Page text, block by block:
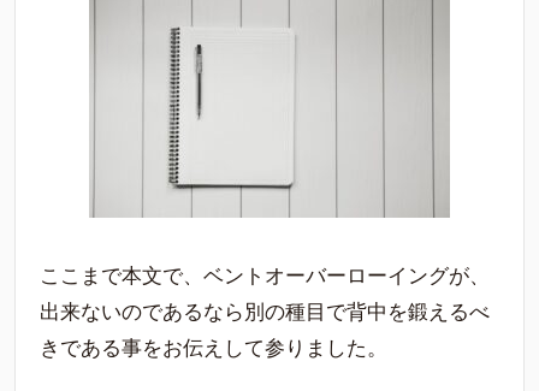
ここまで本文で、ベントオーバーローイングが、
出来ないのであるなら別の種目で背中を鍛えるべ
きである事をお伝えして参りました。